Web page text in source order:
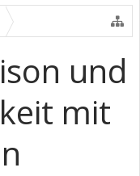
und
mit